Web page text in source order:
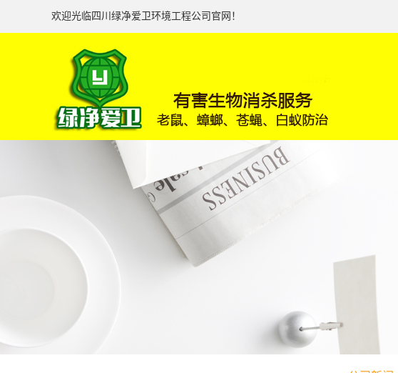
欢迎光临四川绿净爱卫环境工程公司官网！